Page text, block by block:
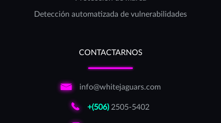
Detección automatizada de vulnerabilidades
CONTACTARNOS
info@whitejaguars.com
+(506)2505-5402